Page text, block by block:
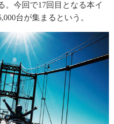
。今回で17回目となる本イ
台が集まるという。